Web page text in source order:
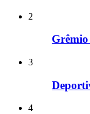
2
3
4